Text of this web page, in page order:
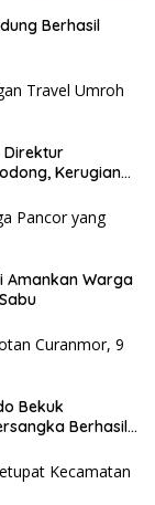
Berhasil
Direktur
Kerugian
Amankan Warga
Bekuk
Berhasil